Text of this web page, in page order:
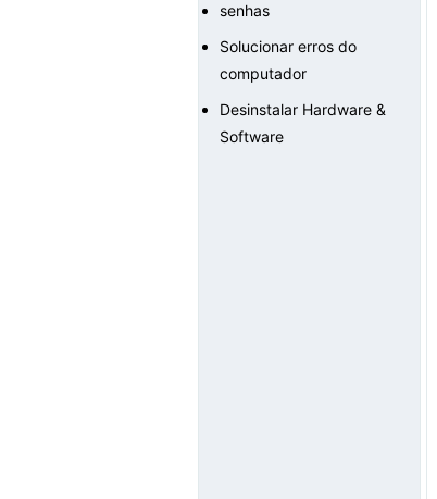
senhas
Solucionar erros do
computador
Desinstalar Hardware &
Software